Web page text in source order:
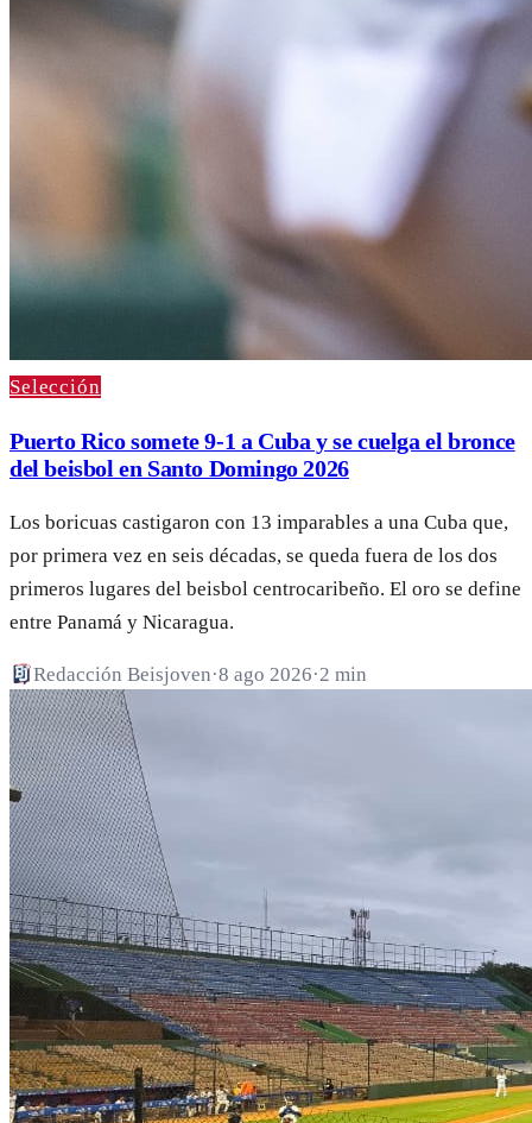
Selección
Puerto Rico somete 9-1 a Cuba y se cuelga el bronce
del beisbol en Santo Domingo 2026
Los boricuas castigaron con 13 imparables a una Cuba que,
por primera vez en seis décadas, se queda fuera de los dos
primeros lugares del beisbol centrocaribeño. El oro se define
entre Panamá y Nicaragua.
Redacción Beisjoven·8 ago 2026·2 min